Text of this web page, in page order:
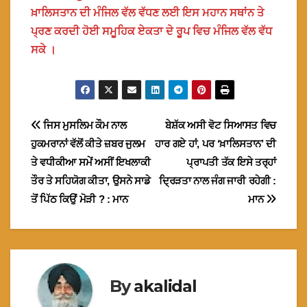
ਖ਼ਾਲਿਸਤਾਨ ਦੀ ਮੰਜਿਲ ਵੱਲ ਵੱਧਣ ਲਈ ਇਸ ਮਹਾਨ ਸਥਾਂਨ ਤੇ
ਪ੍ਰਣ ਕਰਦੀ ਹੋਈ ਸਮੂਹਿਕ ਏਕਤਾ ਦੇ ਰੂਪ ਵਿਚ ਮੰਜਿਲ ਵੱਲ ਵੱਧ
ਸਕੇ ।
Post
navigation
ਬੇਸ਼ੱਕ ਅਸੀ ਵੋਟ ਸਿਆਸਤ ਵਿਚ
ਹਾਰ ਗਏ ਹਾਂ, ਪਰ ‘ਖ਼ਾਲਿਸਤਾਨ’ ਦੀ
ਪ੍ਰਾਪਤੀ ਤੱਕ ਇਸੇ ਤਰ੍ਹਾਂ
ਦ੍ਰਿੜਤਾ ਨਾਲ ਜੰਗ ਜਾਰੀ ਰਹੇਗੀ :
ਮਾਨ
ਜਿਸ ਮੁਸਲਿਮ ਕੌਮ ਨਾਲ
ਹੁਕਮਰਾਨਾਂ ਵੱਲੋਂ ਕੀਤੇ ਜ਼ਬਰ ਜੁਲਮ
ਤੇ ਵਧੀਕੀਆ ਸਮੇਂ ਅਸੀਂ ਇਖਲਾਕੀ
ਤੌਰ ਤੇ ਸਹਿਯੋਗ ਕੀਤਾ, ਉਸਨੇ ਸਾਡੇ
ਤੋਂ ਪਿੱਠ ਕਿਉਂ ਮੋੜੀ ? : ਮਾਨ
Byakalidal